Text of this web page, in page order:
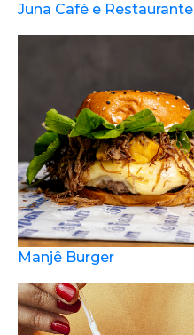
Juna Café e Restaurante
Manjê Burger